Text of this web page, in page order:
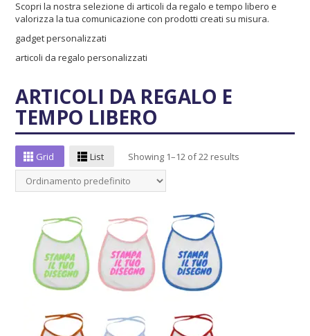
Scopri la nostra selezione di articoli da regalo e tempo libero e
valorizza la tua comunicazione con prodotti creati su misura.
gadget personalizzati
articoli da regalo personalizzati
ARTICOLI DA REGALO E
TEMPO LIBERO
Grid List Showing 1–12 of 22 results